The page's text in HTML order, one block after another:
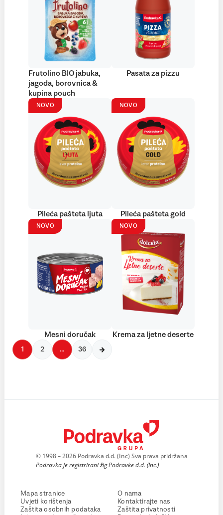
Frutolino BIO jabuka,
jagoda, borovnica &
kupina pouch
Pasata za pizzu
NOVO
Pileća pašteta ljuta
NOVO
Pileća pašteta gold
NOVO
Mesni doručak
NOVO
Krema za ljetne deserte
1 2 … 36
© 1998 – 2026 Podravka d.d. (Inc) Sva prava pridržana
Podravka je registrirani žig Podravke d.d. (Inc.)
Mapa stranice
Uvjeti korištenja
Zaštita osobnih podataka
O nama
Kontaktirajte nas
Zaštita privatnosti